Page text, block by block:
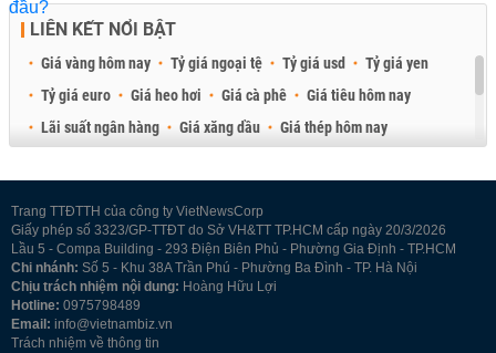
LIÊN KẾT NỔI BẬT
Giá vàng hôm nay Tỷ giá ngoại tệ Tỷ giá usd
Tỷ giá yen
Tỷ giá euro
Giá heo hơi Giá cà phê
Giá tiêu hôm nay
Lãi suất ngân hàng
Giá xăng dầu
Giá thép hôm nay
Trang TTĐTTH của công ty VietNewsCorp
Giấy phép số 3323/GP-TTĐT do Sở VH&TT TP.HCM cấp ngày 20/3/2026
Lầu 5 - Compa Building - 293 Điện Biên Phủ - Phường Gia Định - TP.HCM
Chi nhánh: Số 5 - Khu 38A Trần Phú - Phường Ba Đình - TP. Hà Nội
Chịu trách nhiệm nội dung: Hoàng Hữu Lợi
Hotline: 0975798489
Email: info@vietnambiz.vn
Trách nhiệm về thông tin